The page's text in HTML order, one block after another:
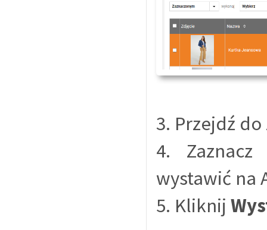
3. Przejdź
4.
wystawić na
5. Kliknij